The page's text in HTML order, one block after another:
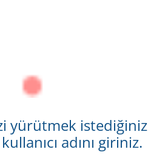
yürütmek istediğiniz
adını giriniz.